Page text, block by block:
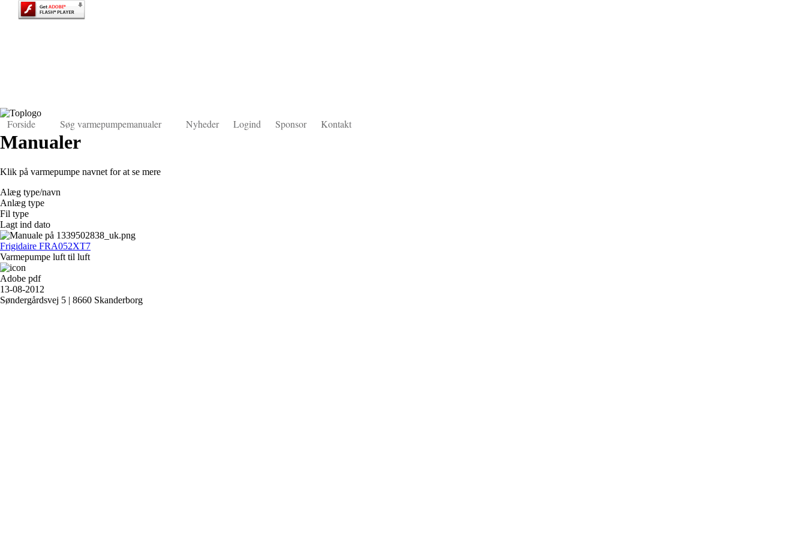
Forside Søg varmepumpemanualer Nyheder Logind Sponsor Kontakt
Manualer
Klik på varmepumpe navnet for at se mere
Alæg type/navn
Anlæg type
Fil type
Lagt ind dato
Frigidaire FRA052XT7
Varmepumpe luft til luft
Adobe pdf
13-08-2012
Søndergårdsvej 5 | 8660 Skanderborg